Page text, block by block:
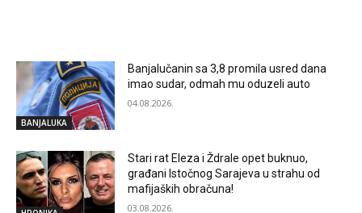
BANJALUKA
Banjalučanin sa 3,8 promila usred dana
imao sudar, odmah mu oduzeli auto
04.08.2026.
Stari rat Eleza i Ždrale opet buknuo,
građani Istočnog Sarajeva u strahu od
mafijaških obračuna!
03.08.2026.